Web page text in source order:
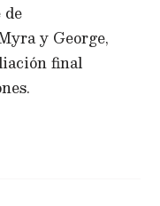
de
y George,
final